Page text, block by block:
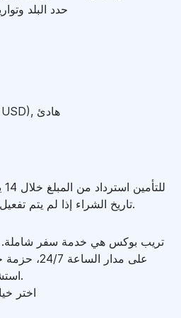
حدد البلد
USD), هادئ
تاريخ الشراء إذا لم يتم تفعيل الوثيقة. لا توجد أسئلة أخرى.
تريب بوكس هي خدمة سفر
على مدار
استشارات من خبراء، وأدلة سفر.
اختر